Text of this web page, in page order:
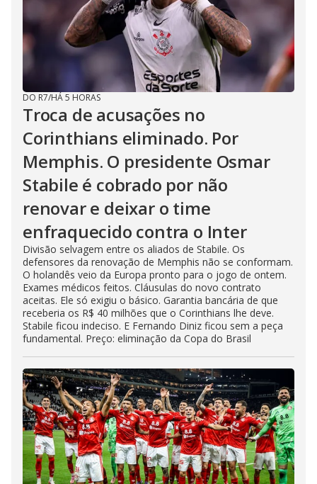
DO R7/HÁ 5 HORAS
Troca de acusações no
Corinthians eliminado. Por
Memphis. O presidente Osmar
Stabile é cobrado por não
renovar e deixar o time
enfraquecido contra o Inter
Divisão selvagem entre os aliados de Stabile. Os
defensores da renovação de Memphis não se conformam.
O holandês veio da Europa pronto para o jogo de ontem.
Exames médicos feitos. Cláusulas do novo contrato
aceitas. Ele só exigiu o básico. Garantia bancária de que
receberia os R$ 40 milhões que o Corinthians lhe deve.
Stabile ficou indeciso. E Fernando Diniz ficou sem a peça
fundamental. Preço: eliminação da Copa do Brasil